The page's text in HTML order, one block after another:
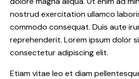
nostrud exercitation ullamco
commodo consequat. Duis aute
reprehenderit. Lorem ipsum dolor
consectetur adipiscing elit.
Etiam vitae leo et diam